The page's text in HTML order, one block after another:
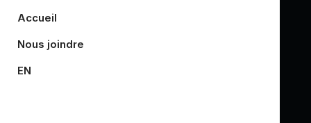
Accueil
Nous joindre
EN